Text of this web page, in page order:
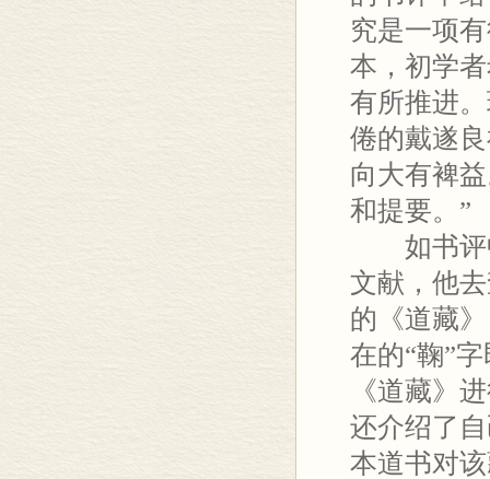
究是一项
本，初学
有所推进
倦的戴遂
向大有裨
和提要。”
如书评中
文献，他
的《道藏
在的“鞠”
《道藏》
还介绍了
本道书对